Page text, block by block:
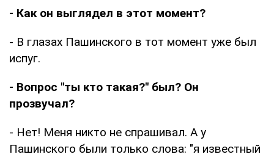
- Как он выглядел в этот момент?
- В глазах Пашинского в тот момент уже был
испуг.
- Вопрос "ты кто такая?" был? Он
прозвучал?
- Нет! Меня никто не спрашивал. А у
Пашинского были только слова: "я известный